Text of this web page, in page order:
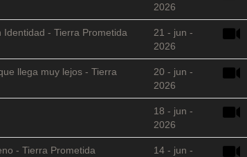
2026
Identidad - Tierra Prometida
21 - jun -
2026
llega muy lejos - Tierra
20 - jun -
2026
18 - jun -
2026
- Tierra Prometida
14 - jun -